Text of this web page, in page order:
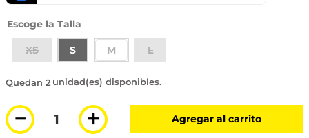
Talla
XS S M L
2 disponibles
＋
－ Agregar al carrito